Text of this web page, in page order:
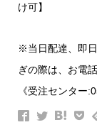
け可】
※当日配達、即
ぎの際は、お電
《受注センター